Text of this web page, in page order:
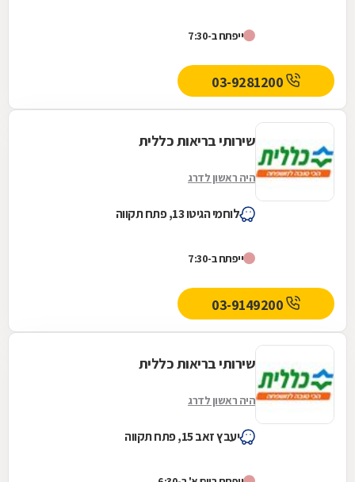
ייפתח ב-7:30
שירותי בריאות כללית
היה ראשון לדרג
לוחמי הגיטו 13, פתח תקווה
ייפתח ב-7:30
שירותי בריאות כללית
היה ראשון לדרג
יעבץ זאב 15, פתח תקווה